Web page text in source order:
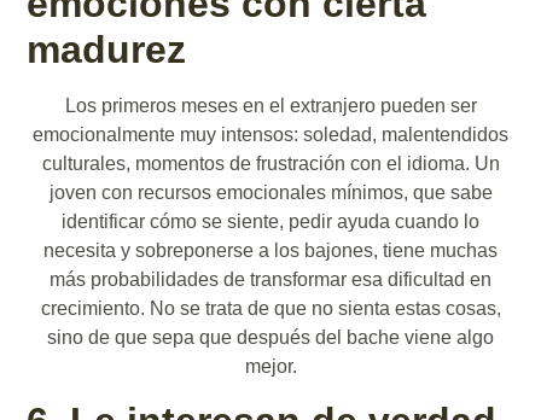
madurez
Los primeros meses en el extranjero pueden ser
emocionalmente muy intensos: soledad, malentendidos
culturales, momentos de frustración con el idioma. Un
joven con recursos emocionales mínimos, que sabe
identificar cómo se siente, pedir ayuda cuando lo
necesita y sobreponerse a los bajones, tiene muchas
más probabilidades de transformar esa dificultad en
crecimiento. No se trata de que no sienta estas cosas,
sino de que sepa que después del bache viene algo
mejor.